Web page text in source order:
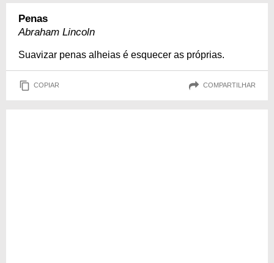
Penas
Abraham Lincoln
Suavizar penas alheias é esquecer as próprias.
COPIAR COMPARTILHAR